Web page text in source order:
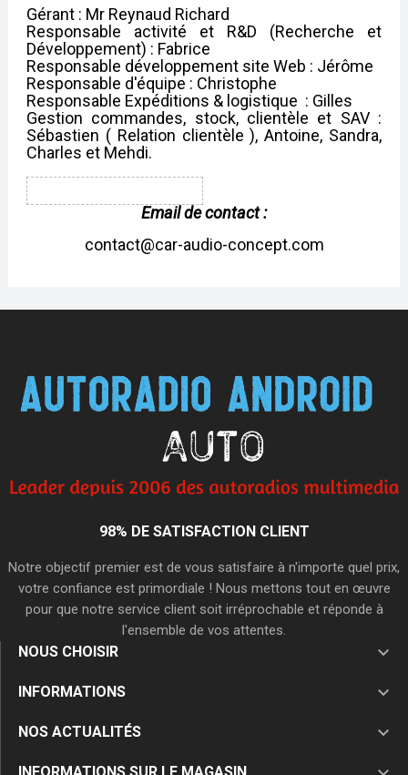
Gérant : Mr Reynaud Richard
Responsable activité et R&D (Recherche et
Développement) : Fabrice
Responsable développement site Web : Jérôme
Responsable d'équipe : Christophe
Responsable Expéditions & logistique : Gilles
Gestion commandes, stock, clientèle et SAV :
Sébastien ( Relation clientèle ), Antoine, Sandra,
Charles et Mehdi.
Email de contact :
contact@car-audio-concept.com
98% DE SATISFACTION CLIENT
Notre objectif premier est de vous satisfaire à n'importe quel prix,
votre confiance est primordiale ! Nous mettons tout en œuvre
pour que notre service client soit irréprochable et réponde à
l'ensemble de vos attentes.
NOUS CHOISIR 
INFORMATIONS 
NOS ACTUALITÉS 